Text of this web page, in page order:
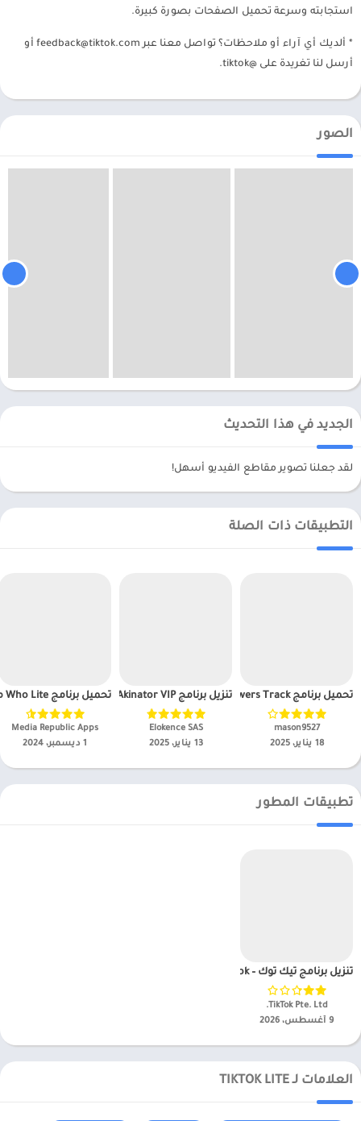
استجابته وسرعة تحميل الصفحات بصورة كبيرة.
* ألديك أي آراء أو ملاحظات؟ تواصل معنا عبرfeedback@tiktok.com أو
أرسل لنا تغريدة على @tiktok.
الصور
الجديد في هذا التحديث
لقد جعلنا تصوير مقاطع الفيديو أسهل!
التطبيقات ذات الصلة
تحميل برنامج InReports+ Unfollowers Track مهكر APK للاندرويد 2025
mason9527‏
18 يناير، 2025
تنزيل برنامج Akinator VIP مهكر APK للاندرويد 2025
Elokence SAS‏
13 يناير، 2025
تحميل برنامج Who Lite مهكر APK للاندرويد 2025
Media Republic Apps‏
1 ديسمبر، 2024
تطبيقات المطور
تنزيل برنامج تيك توك – TikTok مهكر APK للاندرويد 2025 للاندرويد
TikTok Pte. Ltd.‏
9 أغسطس، 2026
العلامات لـ TIKTOK LITE